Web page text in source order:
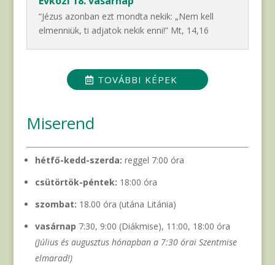
“Jézus azonban ezt mondta nekik: „Nem kell
elmenniük, ti adjatok nekik enni!” Mt, 14,16
TOVÁBBI KÉPEK
Miserend
hétfő-kedd-szerda: reggel 7:00 óra
csütörtök-péntek: 18:00 óra
szombat: 18.00 óra (utána Litánia)
vasárnap 7:30, 9:00 (Diákmise), 11:00, 18:00 óra
(Július és augusztus hónapban a 7:30 órai Szentmise
elmarad!)